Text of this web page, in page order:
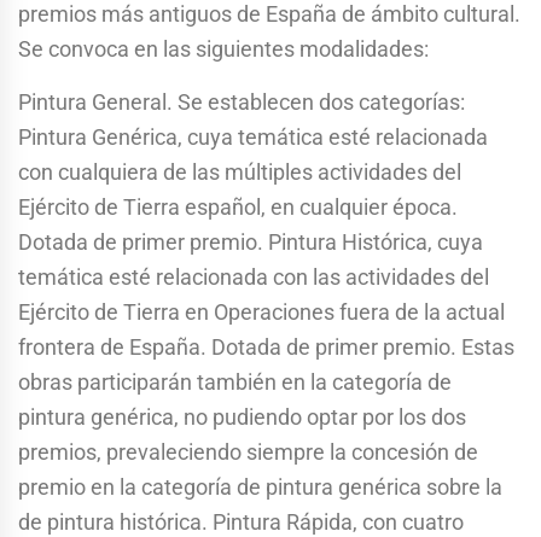
premios más antiguos de España de ámbito cultural.
Se convoca en las siguientes modalidades:
Pintura General. Se establecen dos categorías:
Pintura Genérica, cuya temática esté relacionada
con cualquiera de las múltiples actividades del
Ejército de Tierra español, en cualquier época.
Dotada de primer premio. Pintura Histórica, cuya
temática esté relacionada con las actividades del
Ejército de Tierra en Operaciones fuera de la actual
frontera de España. Dotada de primer premio. Estas
obras participarán también en la categoría de
pintura genérica, no pudiendo optar por los dos
premios, prevaleciendo siempre la concesión de
premio en la categoría de pintura genérica sobre la
de pintura histórica. Pintura Rápida, con cuatro